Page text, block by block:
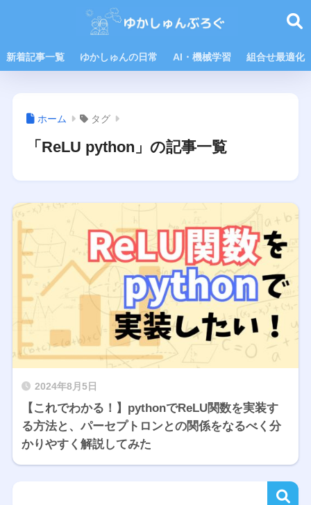
新着記事一覧 ゆかしゅんの日常 AI・機械学習 組合せ最適化
ホーム タグ
「ReLU python」の記事一覧
2024年8月5日
【これでわかる！】pythonでReLU関数を実装す
る方法と、パーセプトロンとの関係をなるべく分
かりやすく解説してみた